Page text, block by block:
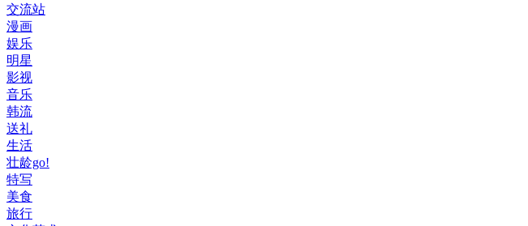
交流站
漫画
娱乐
明星
影视
音乐
韩流
送礼
生活
壮龄go!
特写
美食
旅行